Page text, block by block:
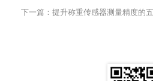
下一篇：提升称重传感器测量精度的